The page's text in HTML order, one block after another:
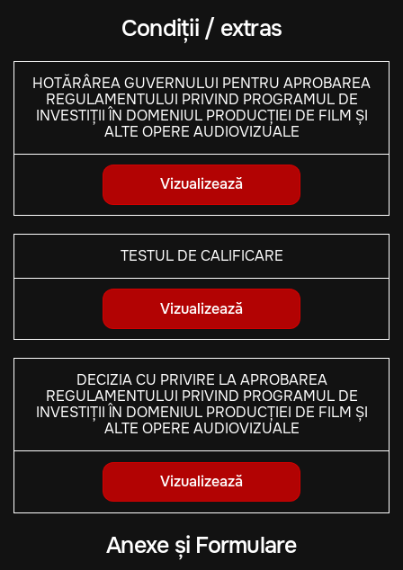
Condiții / extras
HOTĂRÂREA GUVERNULUI PENTRU APROBAREA
REGULAMENTULUI PRIVIND PROGRAMUL DE
INVESTIȚII ÎN DOMENIUL PRODUCȚIEI DE FILM ȘI
ALTE OPERE AUDIOVIZUALE
Vizualizează
TESTUL DE CALIFICARE
Vizualizează
DECIZIA CU PRIVIRE LA APROBAREA
REGULAMENTULUI PRIVIND PROGRAMUL DE
INVESTIȚII ÎN DOMENIUL PRODUCȚIEI DE FILM ȘI
ALTE OPERE AUDIOVIZUALE
Vizualizează
Anexe și Formulare